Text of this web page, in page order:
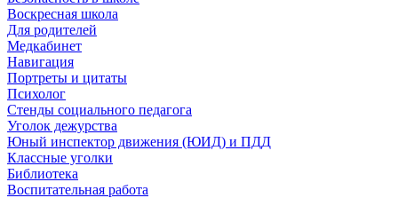
Воскресная школа
Для родителей
Медкабинет
Навигация
Портреты и цитаты
Психолог
Стенды социального педагога
Уголок дежурства
Юный инспектор движения (ЮИД) и ПДД
Классные уголки
Библиотека
Воспитательная работа